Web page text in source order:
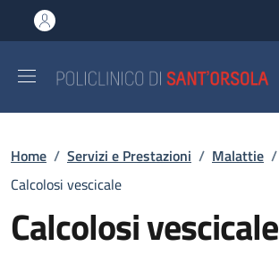
al contenuto principale
to footer content
Briciole di pane
Home / Servizi e Prestazioni / Malattie /
Calcolosi vescicale
Calcolosi vescicale